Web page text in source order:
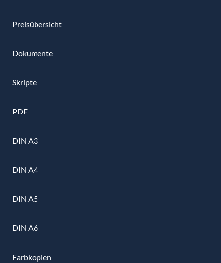
Preisübersicht
Dokumente
Skripte
PDF
DIN A3
DIN A4
DIN A5
DIN A6
Farbkopien